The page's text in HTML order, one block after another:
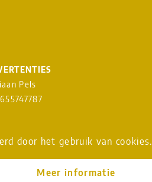
door het gebruik van cookies.
Meer informatie
Pels
MEDIAKAART